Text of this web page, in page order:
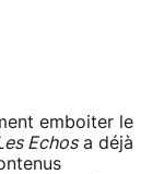
emboiter le
Echosa déjà